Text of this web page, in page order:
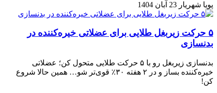
پویا شهریار 23 آبان 1404
۵ حرکت زیربغل طلایی برای عضلاتی خیره‌کننده در
بدنسازی
بدنسازی زیربغل رو با ۵ حرکت طلایی متحول کن؛ عضلاتی
خیره‌کننده بساز و در ۲ هفته ۳۰٪ قوی‌تر شو… همین حالا شروع
کن!